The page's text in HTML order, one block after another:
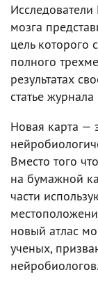
мозга
цель которого
полного
результатах
статье журнала
Новая карта —
Вместо того
на бумажной
части
новый атлас
ученых,
нейробиологов.